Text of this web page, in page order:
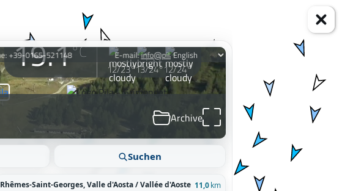
Suchen
Rhêmes-Saint-Georges, Valle d'Aosta / Vallée d'Aoste 11,0km